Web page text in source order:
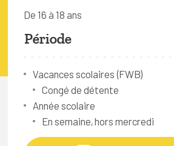
Bruxelles Temps Libre
De 16 à 18 ans
Période
Vacances scolaires (FWB)
Congé de détente
Année scolaire
En semaine, hors mercredi